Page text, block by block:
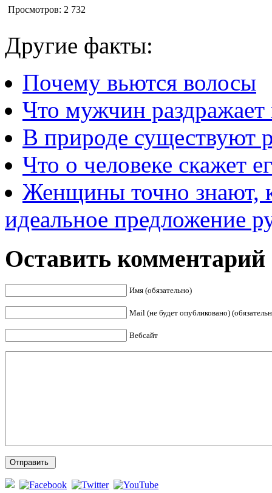
Просмотров: 2 732
Другие факты:
Почему вьются волосы
Что мужчин раздражает
В природе существуют
Что о человеке скажет
Женщины точно знают,
идеальное предложение
Оставить комментарий
Имя (обязательно)
Mail (не будет опубликовано)
Вебсайт